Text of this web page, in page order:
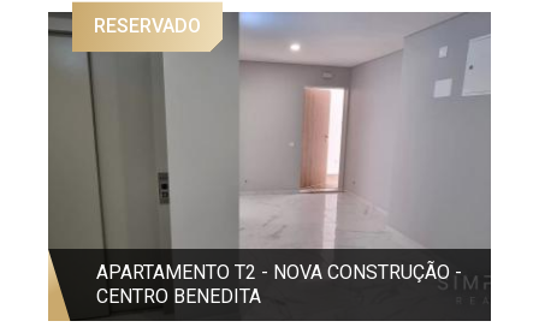
RESERVADO
APARTAMENTO T2 - NOVA CONSTRUÇÃO -
CENTRO BENEDITA